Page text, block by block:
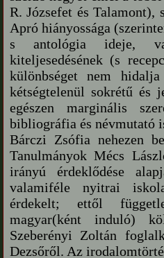
R. Józsefet és Talamont),
Apró hiányossága
s antológia ideje,
kiteljesedésének (s
különbséget nem
kétségtelenül sokrétű és
egészen marginális
bibliográfia és névmutató
Bárczi Zsófia nehezen
Tanulmányok Mécs
irányú érdeklődése
valamiféle nyitrai
érdekelt; ettől
magyar(ként induló)
Szeberényi Zoltán
Dezsőről. Az